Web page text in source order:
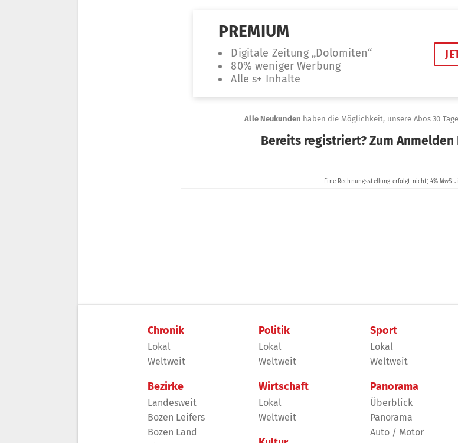
Chronik
Lokal
Weltweit
Bezirke
Landesweit
Bozen Leifers
Bozen Land
Politik
Lokal
Weltweit
Wirtschaft
Lokal
Weltweit
Sport
Lokal
Weltweit
Panorama
Überblick
Panorama
Auto / Motor